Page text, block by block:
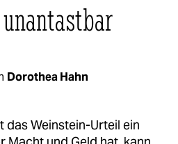
Dorothea Hahn
das Weinstein-Urteil ein